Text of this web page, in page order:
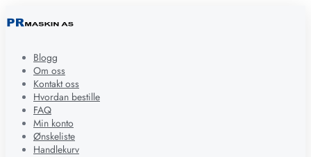
Blogg
Om oss
Kontakt oss
Hvordan bestille
FAQ
Min konto
Ønskeliste
Handlekurv